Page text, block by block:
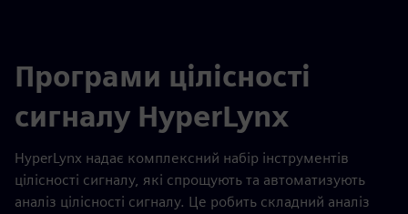
Програми цілісності
сигналу HyperLynx
HyperLynx надає комплексний набір інструментів
цілісності сигналу, які спрощують та автоматизують
аналіз цілісності сигналу. Це робить складний аналіз